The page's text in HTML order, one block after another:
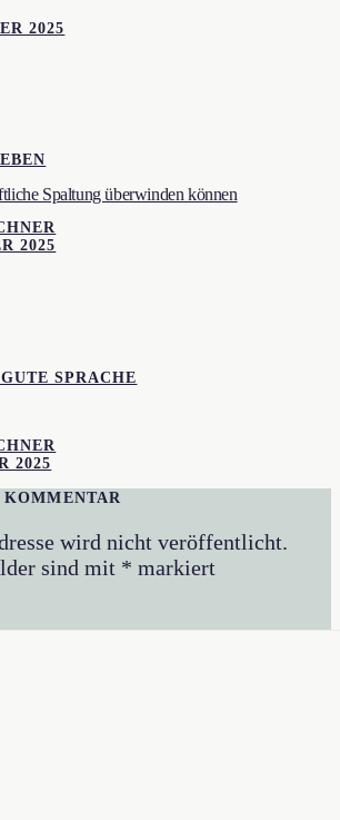
2025
Spaltung überwinden können
2025
SPRACHE
2025
wird nicht veröffentlicht.
sind mit * markiert